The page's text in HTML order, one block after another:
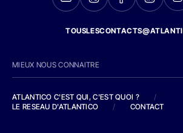
MIEUX NOUS CONNAITRE
ATLANTICO C'EST QUI, C'EST QUOI ?
/
LE RESEAU D'ATLANTICO
/ CONTACT